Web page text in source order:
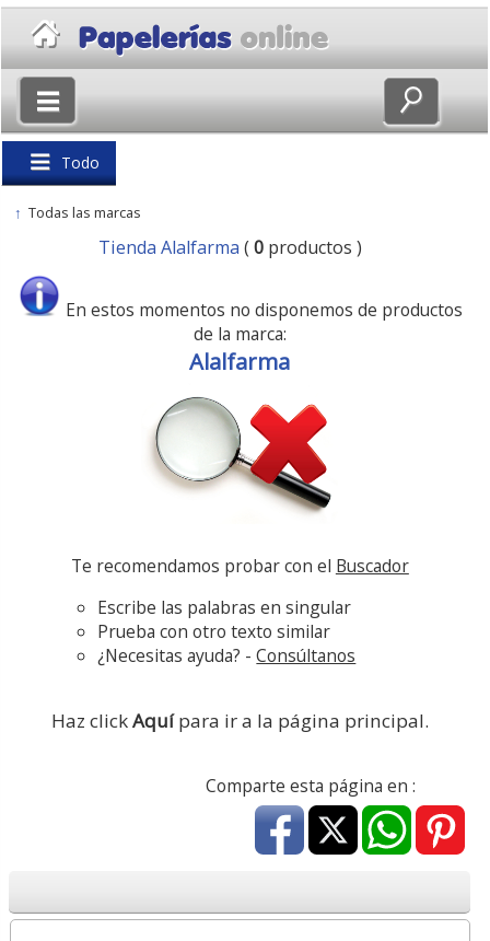
Todo
Volver
↑ Todas las marcas
Tienda Alalfarma (0 productos )
En estos momentos no disponemos de productos
de la marca:
Alalfarma
Te recomendamos probar con el Buscador
Escribe las palabras en singular
Prueba con otro texto similar
¿Necesitas ayuda? -Consúltanos
Haz clickAquípara ir a la página principal.
Comparte esta página en :